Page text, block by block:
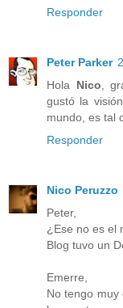
Responder
Peter Parker
Hola Nico ,
gustó la
mundo, es tal
Responder
Nico Peruzzo
Peter,
¿Ese no es el
Blog tuvo un
Emerre,
No tengo muy